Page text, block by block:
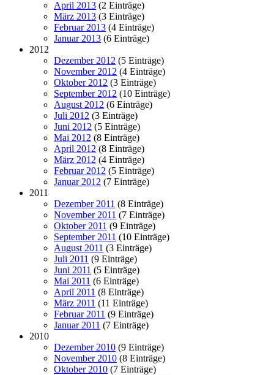
April 2013 (2 Einträge)
März 2013 (3 Einträge)
Februar 2013 (4 Einträge)
Januar 2013 (6 Einträge)
2012
Dezember 2012 (5 Einträge)
November 2012 (4 Einträge)
Oktober 2012 (3 Einträge)
September 2012 (10 Einträge)
August 2012 (6 Einträge)
Juli 2012 (3 Einträge)
Juni 2012 (5 Einträge)
Mai 2012 (8 Einträge)
April 2012 (8 Einträge)
März 2012 (4 Einträge)
Februar 2012 (5 Einträge)
Januar 2012 (7 Einträge)
2011
Dezember 2011 (8 Einträge)
November 2011 (7 Einträge)
Oktober 2011 (9 Einträge)
September 2011 (10 Einträge)
August 2011 (3 Einträge)
Juli 2011 (9 Einträge)
Juni 2011 (5 Einträge)
Mai 2011 (6 Einträge)
April 2011 (8 Einträge)
März 2011 (11 Einträge)
Februar 2011 (9 Einträge)
Januar 2011 (7 Einträge)
2010
Dezember 2010 (9 Einträge)
November 2010 (8 Einträge)
Oktober 2010 (7 Einträge)